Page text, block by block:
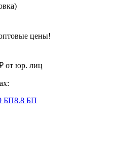
цены!
от юр. лиц
БП8.8 БП